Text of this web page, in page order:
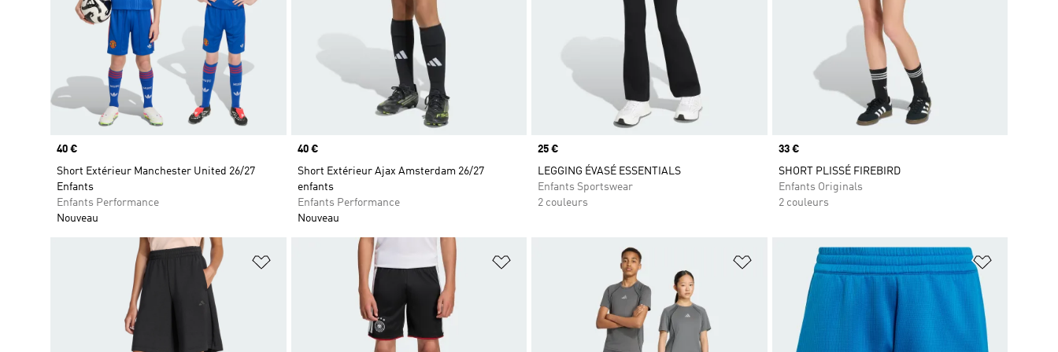
Prix
40 €
Short Extérieur Manchester United 26/27
Enfants
Enfants Performance
Nouveau
Prix
40 €
Short Extérieur Ajax Amsterdam 26/27
enfants
Enfants Performance
Nouveau
Prix
25 €
LEGGING ÉVASÉ ESSENTIALS
Enfants Sportswear
2 couleurs
Prix
33 €
SHORT PLISSÉ FIREBIRD
Enfants Originals
2 couleurs
Ajouter à la Liste de produits favoris Ajouter à la Liste de produits favoris Ajouter à la Liste de produits favoris